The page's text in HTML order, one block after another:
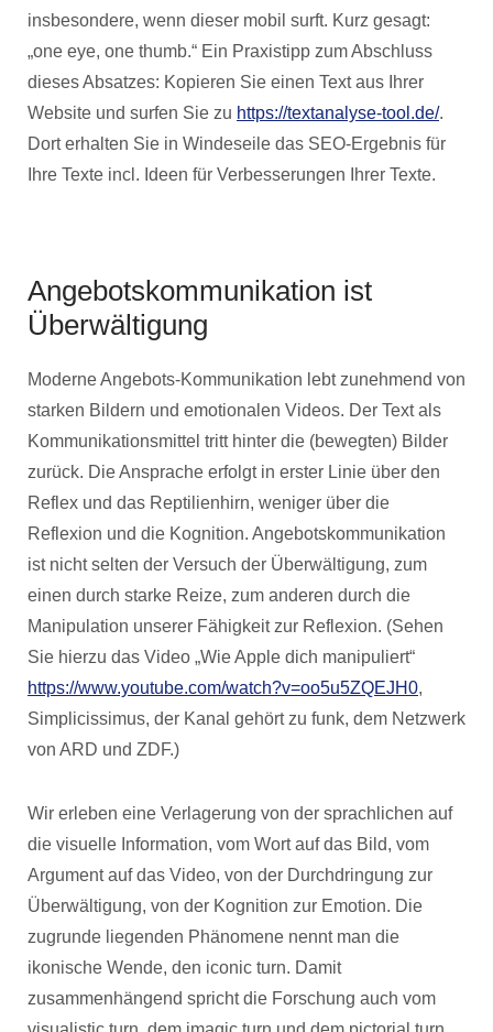
insbesondere, wenn dieser mobil surft. Kurz gesagt:
„one eye, one thumb.“ Ein Praxistipp zum Abschluss
dieses Absatzes: Kopieren Sie einen Text aus Ihrer
Website und surfen Sie zu https://textanalyse-tool.de/.
Dort erhalten Sie in Windeseile das SEO-Ergebnis für
Ihre Texte incl. Ideen für Verbesserungen Ihrer Texte.
Angebotskommunikation ist
Überwältigung
Moderne Angebots-Kommunikation lebt zunehmend von
starken Bildern und emotionalen Videos. Der Text als
Kommunikationsmittel tritt hinter die (bewegten) Bilder
zurück. Die Ansprache erfolgt in erster Linie über den
Reflex und das Reptilienhirn, weniger über die
Reflexion und die Kognition. Angebotskommunikation
ist nicht selten der Versuch der Überwältigung, zum
einen durch starke Reize, zum anderen durch die
Manipulation unserer Fähigkeit zur Reflexion. (Sehen
Sie hierzu das Video „Wie Apple dich manipuliert“
https://www.youtube.com/watch?v=oo5u5ZQEJH0,
Simplicissimus, der Kanal gehört zu funk, dem Netzwerk
von ARD und ZDF.)
Wir erleben eine Verlagerung von der sprachlichen auf
die visuelle Information, vom Wort auf das Bild, vom
Argument auf das Video, von der Durchdringung zur
Überwältigung, von der Kognition zur Emotion. Die
zugrunde liegenden Phänomene nennt man die
ikonische Wende, den iconic turn. Damit
zusammenhängend spricht die Forschung auch vom